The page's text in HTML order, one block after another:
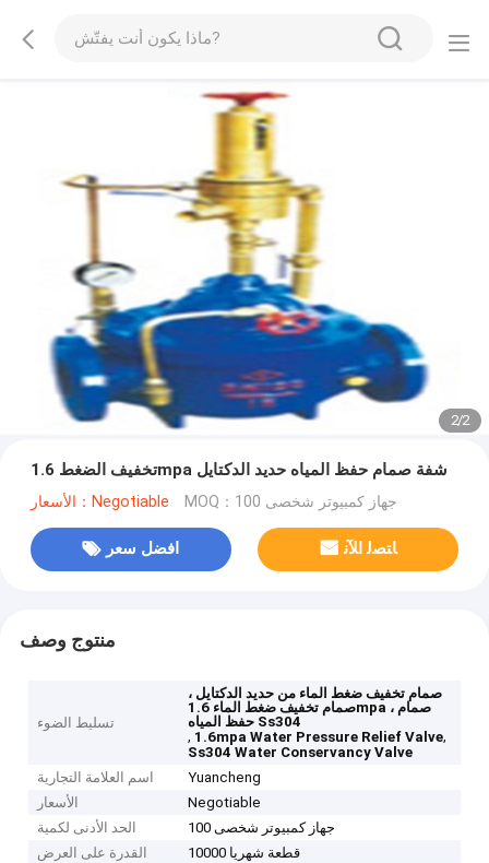
2/2
تخفيف الضغط 1.6mpa شفة صمام حفظ المياه حديد الدكتايل
الأسعار：Negotiable MOQ：100 جهاز كمبيوتر شخصى
افضل سعر ﺎﺘﺼﻟ ﺍﻶﻧ
منتوج وصف
تسليط الضوء
صمام تخفيف ضغط الماء من حديد الدكتايل ،
صمام تخفيف ضغط الماء 1.6mpa ، صمام
حفظ المياه Ss304
, 1.6mpa Water Pressure Relief Valve,
Ss304 Water Conservancy Valve
اسم العلامة التجارية
Yuancheng
الأسعار
Negotiable
الحد الأدنى لكمية
100 جهاز كمبيوتر شخصى
القدرة على العرض
10000 قطعة شهريا